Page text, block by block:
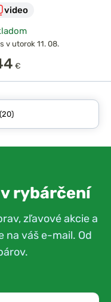
video
v utorok 11. 08.
€
(20)
rybárčení
zľavové akcie a
na váš e-mail. Od